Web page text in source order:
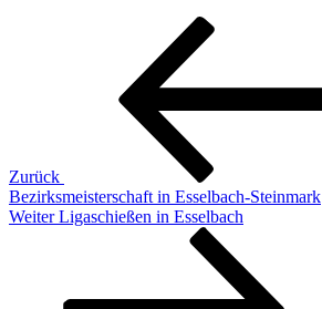
Beitragsnavigation
Zurück
Bezirksmeisterschaft in Esselbach-Steinmark
Nächster
Weiter Ligaschießen in Esselbach